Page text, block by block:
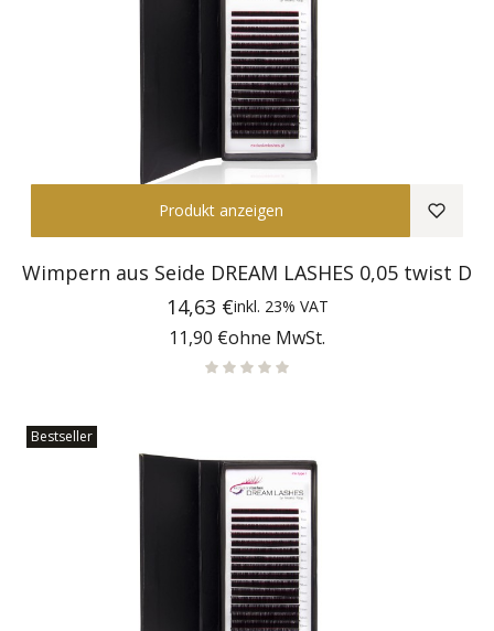
Produkt anzeigen
Wimpern aus Seide DREAM LASHES 0,05 twist D
Preis
14,63 €inkl. 23% VAT
Preis
11,90 €ohne MwSt.
Bestseller